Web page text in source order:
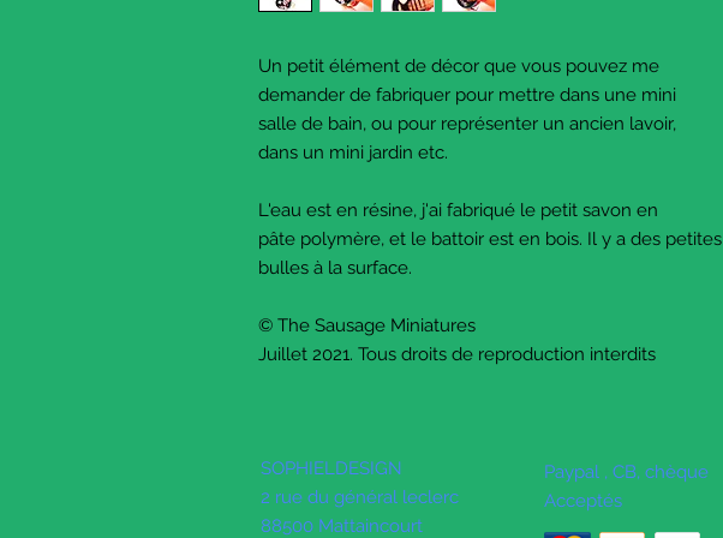
Un petit élément de décor que vous pouvez me
demander de fabriquer pour mettre dans une mini
salle de bain, ou pour représenter un ancien lavoir,
dans un mini jardin etc.
L'eau est en résine, j'ai fabriqué le petit savon en
pâte polymère, et le battoir est en bois. Il y a des petites
bulles à la surface.
© The Sausage Miniatures
Juillet 2021. Tous droits de reproduction interdits
SOPHIELDESIGN
2 rue du général leclerc
88500 Mattaincourt
Paypal , CB, chèque
Acceptés